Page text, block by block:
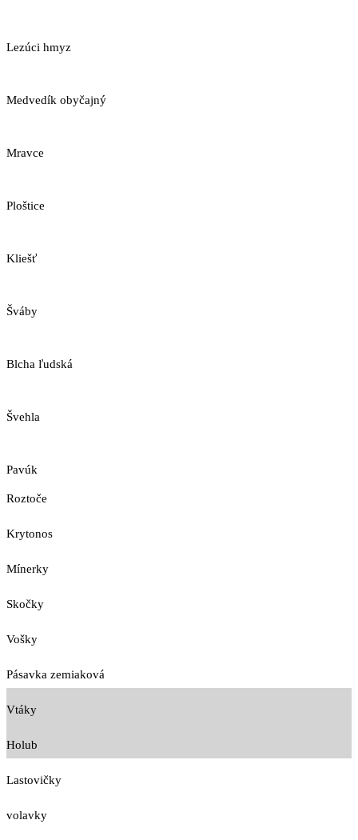
Lezúci hmyz
Medvedík obyčajný
Mravce
Ploštice
Kliešť
Šváby
Blcha ľudská
Švehla
Pavúk
Roztoče
Krytonos
Mínerky
Skočky
Vošky
Pásavka zemiaková
Vtáky
Holub
Lastovičky
volavky